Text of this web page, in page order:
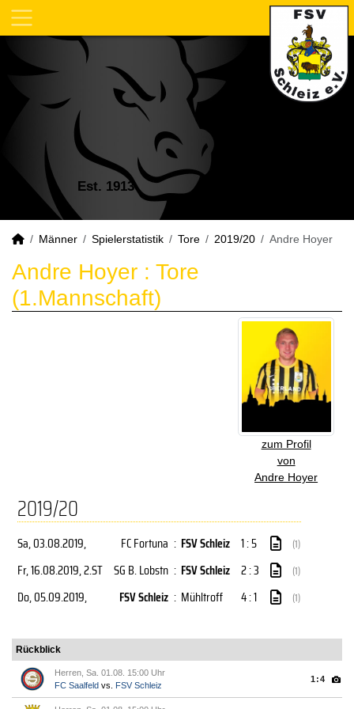
Est. 1913
Männer Spielerstatistik Tore 2019/20 Andre Hoyer
Andre Hoyer : Tore
(1.Mannschaft)
zum Profil
von
Andre Hoyer
2019/20
Sa, 03.08.2019, FC Fortuna : FSV Schleiz 1 : 5 (1)
Fr, 16.08.2019, 2.ST SG B. Lobstn : FSV Schleiz 2 : 3 (1)
Do, 05.09.2019, FSV Schleiz : Mühltroff 4 : 1 (1)
Rückblick
Herren, Sa. 01.08. 15:00 Uhr
FC Saalfeld vs. FSV Schleiz
1:4